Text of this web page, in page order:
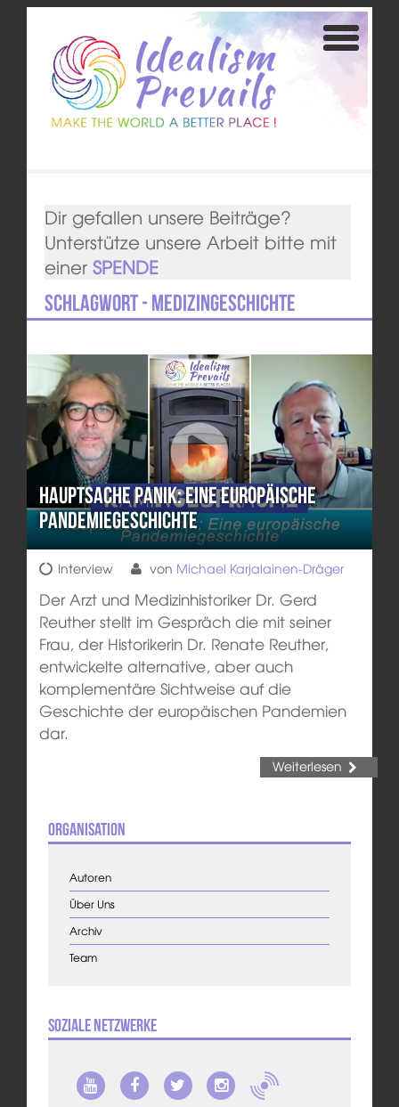
Dir gefallen unsere Beiträge?
Unterstütze unsere Arbeit bitte mit
einer SPENDE
Schlagwort - Medizingeschichte
Hauptsache Panik: Eine europäische
Pandemiegeschichte
Interview von Michael Karjalainen-Dräger
Der Arzt und Medizinhistoriker Dr. Gerd
Reuther stellt im Gespräch die mit seiner
Frau, der Historikerin Dr. Renate Reuther,
entwickelte alternative, aber auch
komplementäre Sichtweise auf die
Geschichte der europäischen Pandemien
dar.
Weiterlesen
Organisation
Autoren
Über Uns
Archiv
Team
Soziale Netzwerke